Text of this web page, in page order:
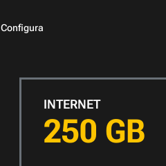
Configura
INTERNET
250 GB